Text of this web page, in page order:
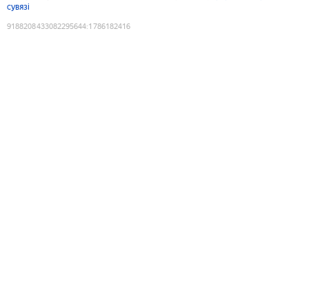
сувязі
9188208433082295644:1786182416